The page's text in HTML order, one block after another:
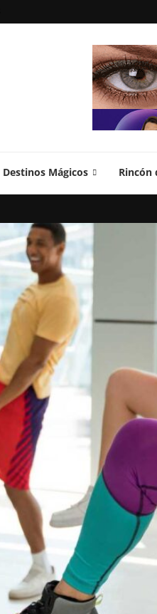
Destinos Mágicos Rincón